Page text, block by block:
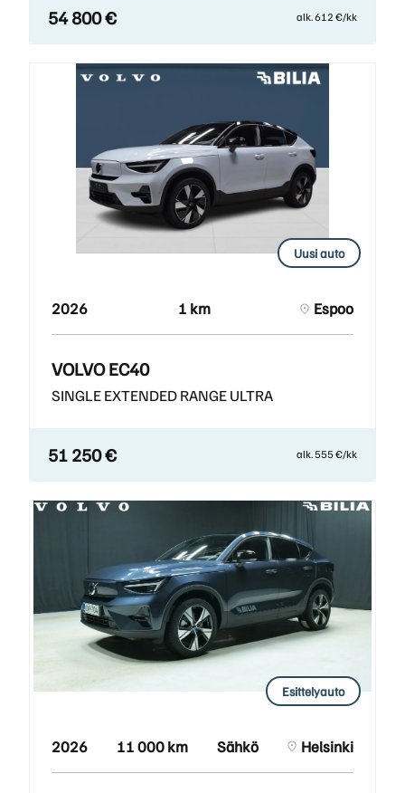
54 800 € alk. 612 €/kk
Uusi auto
2026 1 km Espoo
VOLVO EC40
SINGLE EXTENDED RANGE ULTRA
51 250 € alk. 555 €/kk
Esittelyauto
2026 11 000 km Sähkö Helsinki